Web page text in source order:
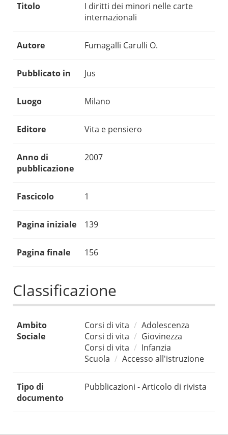
Titolo
I diritti dei minori nelle carte
internazionali
Autore Fumagalli Carulli O.
Pubblicato in Jus
Luogo Milano
Editore Vita e pensiero
Anno di
pubblicazione
2007
Fascicolo 1
Pagina iniziale 139
Pagina finale 156
Classificazione
Ambito
Sociale
Corsi di vita
Adolescenza
Corsi di vita
Giovinezza
Corsi di vita
Infanzia
Scuola
Accesso all'istruzione
Tipo di
documento
Pubblicazioni - Articolo di rivista